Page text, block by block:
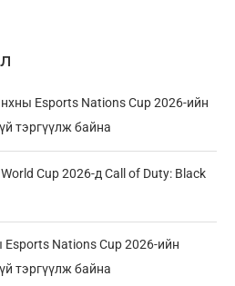
Esports Nations Cup 2026-ийн
тэргүүлж байна
Cup 2026-д Call of Duty: Black
Nations Cup 2026-ийн
тэргүүлж байна